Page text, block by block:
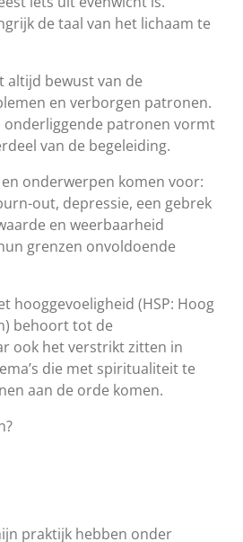
de taal van het lichaam te
altijd bewust van de
en verborgen patronen.
onderliggende patronen vormt
van de begeleiding.
onderwerpen komen voor:
out, depressie, een gebrek
en weerbaarheid
grenzen onvoldoende
hooggevoeligheid (HSP: Hoog
behoort tot de
ook het verstrikt zitten in
die met spiritualiteit te
aan de orde komen.
praktijk hebben onder